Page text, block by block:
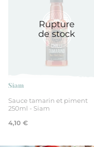
est visible sur votre
est en statut “en cours
plus possible de vous
Rupture
de stock
Siam
Sauce tamarin et piment
250ml - Siam
4,10 €